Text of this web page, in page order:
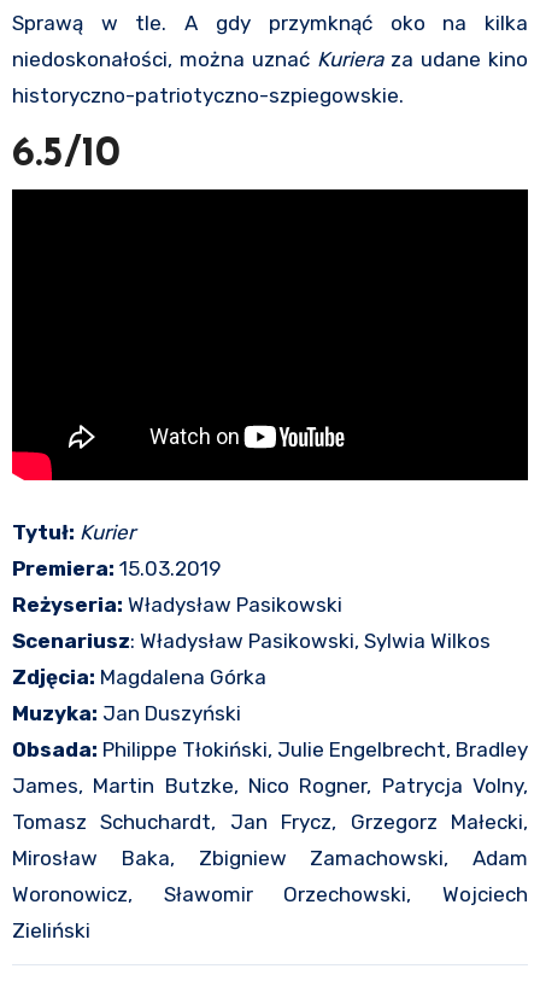
Sprawą w tle. A gdy przymknąć oko na kilka
niedoskonałości, można uznać Kuriera za udane kino
historyczno-patriotyczno-szpiegowskie.
6.5/10
Tytuł: Kurier
Premiera: 15.03.2019
Reżyseria: Władysław Pasikowski
Scenariusz: Władysław Pasikowski, Sylwia Wilkos
Zdjęcia: Magdalena Górka
Muzyka: Jan Duszyński
Obsada: Philippe Tłokiński, Julie Engelbrecht, Bradley
James, Martin Butzke, Nico Rogner, Patrycja Volny,
Tomasz Schuchardt, Jan Frycz, Grzegorz Małecki,
Mirosław Baka, Zbigniew Zamachowski, Adam
Woronowicz, Sławomir Orzechowski, Wojciech
Zieliński